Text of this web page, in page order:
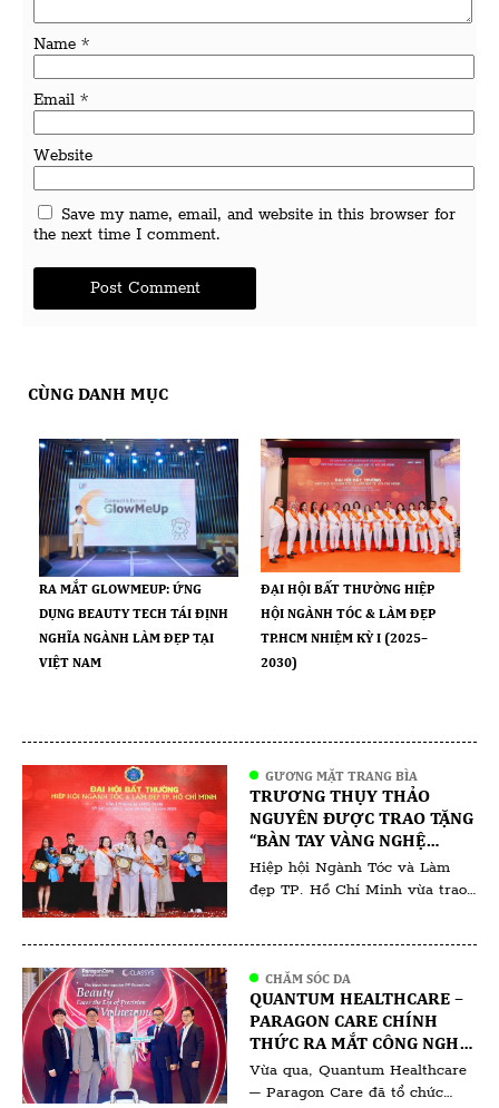
Name *
Email *
Website
Save my name, email, and website in this browser for
the next time I comment.
CÙNG DANH MỤC
RA MẮT GLOWMEUP: ỨNG
DỤNG BEAUTY TECH TÁI ĐỊNH
NGHĨA NGÀNH LÀM ĐẸP TẠI
VIỆT NAM
ĐẠI HỘI BẤT THƯỜNG HIỆP
HỘI NGÀNH TÓC & LÀM ĐẸP
TP.HCM NHIỆM KỲ I (2025–
2030)
GƯƠNG MẶT TRANG BÌA
TRƯƠNG THỤY THẢO
NGUYÊN ĐƯỢC TRAO TẶNG
“BÀN TAY VÀNG NGHỆ
THUẬT NGÀNH LÀM ĐẸP
VIỆT NAM 2025”
Hiệp hội Ngành Tóc và Làm
đẹp TP. Hồ Chí Minh vừa trao
Thảo Nguyên chuyên gia phun
xăm thẩm mỹ có hơn 10 năm
hoạt động trong lĩnh vực làm
đẹp. Theo đại diện Hiệp hội, […]
CHĂM SÓC DA
QUANTUM HEALTHCARE –
PARAGON CARE CHÍNH
THỨC RA MẮT CÔNG NGHỆ
RF ĐƠN CỰC VOLNEWMER:
ĐỊNH HÌNH CHUẨN MỰC
Vừa qua, Quantum Healthcare
– Paragon Care đã tổ chức